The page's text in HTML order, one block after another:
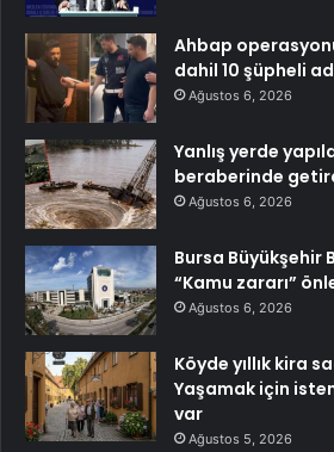
Ahbap
dahil 10 şüpheli
Ağustos 6, 2026
Yanlış yerde
beraberinde
Ağustos 6, 2026
Bursa Büyükşehir
“Kamu zararı”
Ağustos 6, 2026
Köyde yıllık kira
Yaşamak için
var
Ağustos 5, 2026